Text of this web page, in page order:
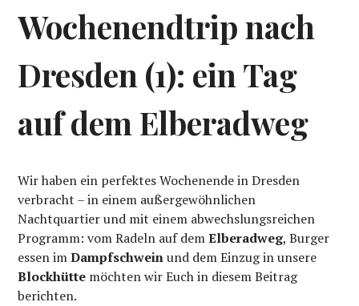
Wochenendtrip nach
Dresden (1): ein Tag
auf dem Elberadweg
Wir haben ein perfektes Wochenende in Dresden
verbracht – in einem außergewöhnlichen
Nachtquartier und mit einem abwechslungsreichen
Programm: vom Radeln auf demElberadweg, Burger
essen imDampfschweinund dem Einzug in unsere
Blockhütte möchten wir Euch in diesem Beitrag
berichten.